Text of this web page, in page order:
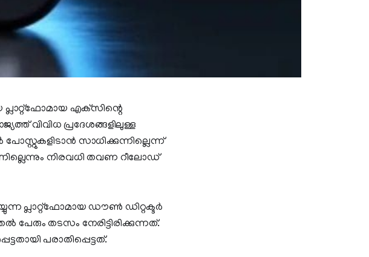
എക്‌സിന്റെ
വിവിധ പ്രദേശങ്ങളിലുള്ള
സാധിക്കുന്നില്ലെന്ന്
നിരവധി തവണ റീലോഡ്
പ്ലാറ്റ്‌ഫോമായ ഡൗണ്‍ ഡിറ്റക്ടര്‍
തടസം നേരിട്ടിരിക്കുന്നത്.
പരാതിപ്പെട്ടത്.